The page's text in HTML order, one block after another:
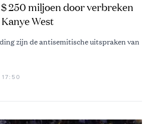
250 miljoen door verbreken
West
zijn de antisemitische uitspraken van